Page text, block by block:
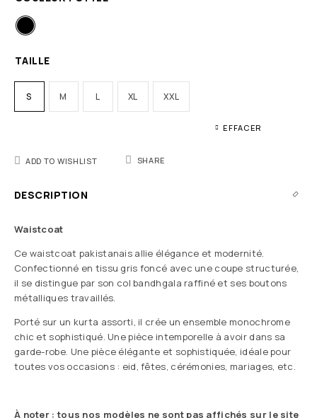
TAILLE
S M L XL XXL
EFFACER
ADD TO WISHLIST SHARE
DESCRIPTION
Waistcoat
Ce waistcoat pakistanais allie élégance et modernité.
Confectionné en tissu gris foncé avec une coupe structurée,
il se distingue par son col bandhgala raffiné et ses boutons
métalliques travaillés.
Porté sur un kurta assorti, il crée un ensemble monochrome
chic et sophistiqué. Une pièce intemporelle à avoir dans sa
garde-robe. Une pièce élégante et sophistiquée, idéale pour
toutes vos occasions : eid, fêtes, cérémonies, mariages, etc.
À noter : tous nos modèles ne sont pas affichés sur le site